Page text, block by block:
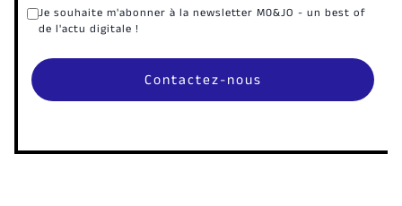
Je souhaite m'abonner à la newsletter M0&JO - un best of
de l'actu digitale !